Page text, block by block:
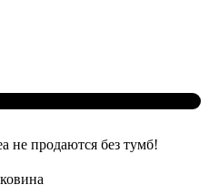
не продаются без тумб!